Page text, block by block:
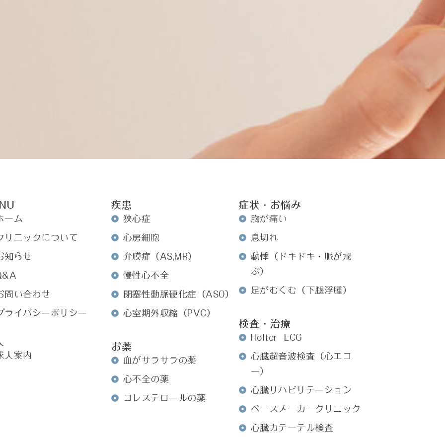
ーム
リニックについて
知らせ
問い合わせ
ライバシーポリシー
人案内
疾患
狭心症
心房細胞
弁膜症（AS,MR）
慢性心不全
閉塞性動脈硬化症（ASO）
心室期外収縮（PVC）
お薬
血がサラサラの薬
心不全の薬
コレステロールの薬
症状・お悩み
胸が痛い
息切れ
動悸（ドキドキ・脈が飛
ぶ）
足がむくむ（下腿浮腫）
検査・治療
Holter ECG
心臓超音波検査（心エコ
ー）
心臓リハビリテーション
ペースメーカークリニック
心臓カテーテル検査